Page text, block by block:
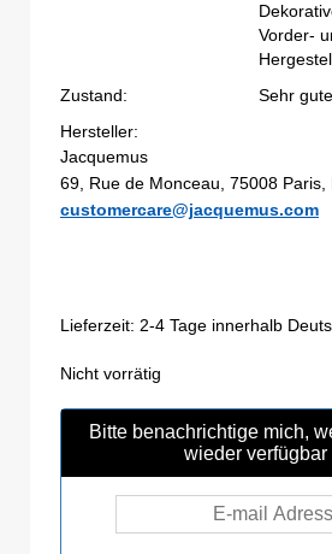
Vorder-
Zustand:
Sehr
Hersteller:
Jacquemus
69, Rue de Monceau, 75008 Paris,
customercare@jacquemus.com
Lieferzeit: 2-4 Tage innerhalb
Nicht vorrätig
Bitte benachrichtige mich,
wieder verfügbar